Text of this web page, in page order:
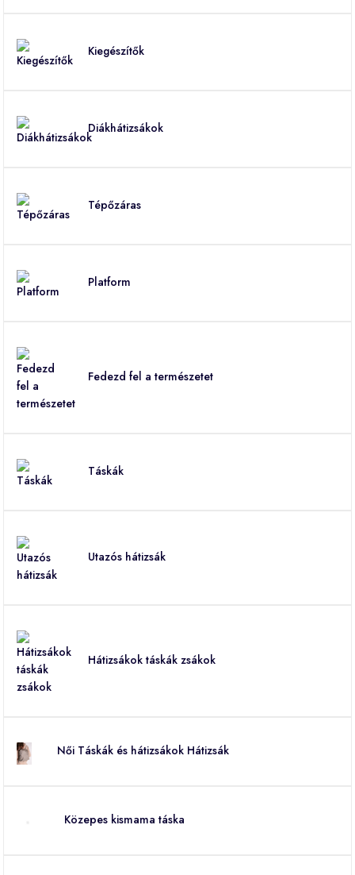
Kiegészítők
Diákhátizsákok
Tépőzáras
Platform
Fedezd fel a természetet
Táskák
Utazós hátizsák
Hátizsákok táskák zsákok
Női Táskák és hátizsákok Hátizsák
Közepes kismama táska